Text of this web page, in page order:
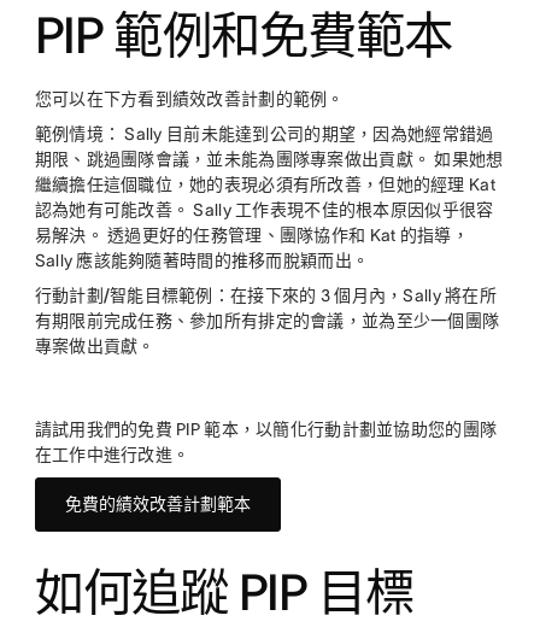
PIP 範例和免費範本
您可以在下方看到績效改善計劃的範例。
範例情境：Sally 目前未能達到公司的期望，因為她經常錯過
期限、跳過團隊會議，並未能為團隊專案做出貢獻。 如果她想
繼續擔任這個職位，她的表現必須有所改善，但她的經理 Kat
認為她有可能改善。 Sally 工作表現不佳的根本原因似乎很容
易解決。 透過更好的任務管理、團隊協作和 Kat 的指導，
Sally 應該能夠隨著時間的推移而脫穎而出。
行動計劃/智能目標範例：在接下來的 3 個月內，Sally 將在所
有期限前完成任務、參加所有排定的會議，並為至少一個團隊
專案做出貢獻。
請試用我們的免費 PIP 範本，以簡化行動計劃並協助您的團隊
在工作中進行改進。
免費的績效改善計劃範本
如何追蹤 PIP 目標